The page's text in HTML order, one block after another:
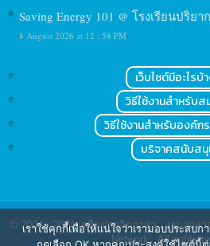
Saving Energy 101 @ โรงเรียนปริยา
8 August 2026 at 12 : 58 PM
เว็บไซต์มีอะไรบ้
วิธีใช้งานสำหรับส
วิธีใช้งานสำหรับองค์ก
บริจาคสนับส
© 2004 - 2024เครือข่ายจิตอาสา : งานอาส
Network . All rights
เราใช้คุกกี้เพื่อให้แน่ใจว่าเรามอบประส